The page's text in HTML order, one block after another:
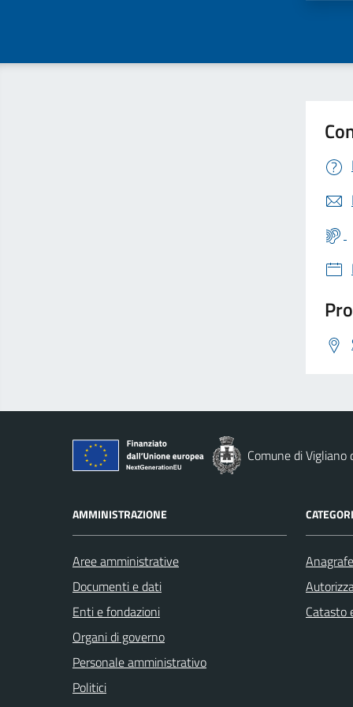
Comune di Vigliano
AMMINISTRAZIONE
Aree amministrative
Documenti e dati
Enti e fondazioni
Organi di governo
Personale amministrativo
Politici
Catasto